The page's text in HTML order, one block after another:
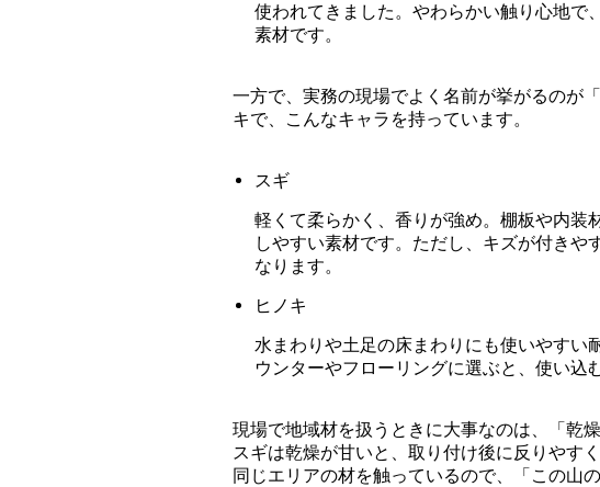
使われてきました。やわらかい触り心地で
素材です。
一方で、実務の現場でよく名前が挙がるのが
キで、こんなキャラを持っています。
スギ
軽くて柔らかく、香りが強め。棚板や内装
しやすい素材です。ただし、キズが付き
なります。
ヒノキ
水まわりや土足の床まわりにも使いやすい
ウンターやフローリングに選ぶと、使い込
現場で地域材を扱うときに大事なのは、「乾
スギは乾燥が甘いと、取り付け後に反りやす
同じエリアの材を触っているので、「この山